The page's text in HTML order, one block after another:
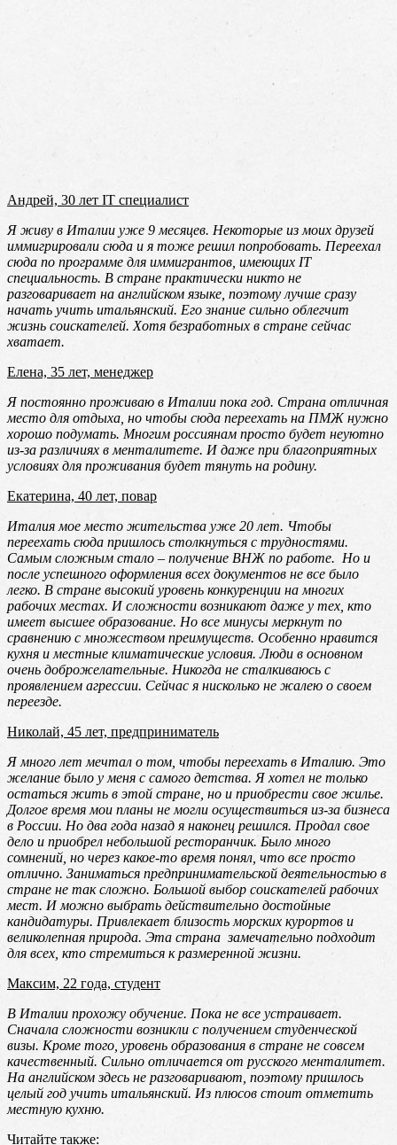
Андрей, 30 лет IT специалист
Я живу в Италии уже 9 месяцев. Некоторые из моих друзей
иммигрировали сюда и я тоже решил попробовать. Переехал
сюда по программе для иммигрантов, имеющих IT
специальность. В стране практически никто не
разговаривает на английском языке, поэтому лучше сразу
начать учить итальянский. Его знание сильно облегчит
жизнь соискателей. Хотя безработных в стране сейчас
хватает.
Елена, 35 лет, менеджер
Я постоянно проживаю в Италии пока год. Страна отличная
место для отдыха, но чтобы сюда переехать на ПМЖ нужно
хорошо подумать. Многим россиянам просто будет неуютно
из-за различиях в менталитете. И даже при благоприятных
условиях для проживания будет тянуть на родину.
Екатерина, 40 лет, повар
Италия мое место жительства уже 20 лет. Чтобы
переехать сюда пришлось столкнуться с трудностями.
Самым сложным стало – получение ВНЖ по работе. Но и
после успешного оформления всех документов не все было
легко. В стране высокий уровень конкуренции на многих
рабочих местах. И сложности возникают даже у тех, кто
имеет высшее образование. Но все минусы меркнут по
сравнению с множеством преимуществ. Особенно нравится
кухня и местные климатические условия. Люди в основном
очень доброжелательные. Никогда не сталкиваюсь с
проявлением агрессии. Сейчас я нисколько не жалею о своем
переезде.
Николай, 45 лет, предприниматель
Я много лет мечтал о том, чтобы переехать в Италию. Это
желание было у меня с самого детства. Я хотел не только
остаться жить в этой стране, но и приобрести свое жилье.
Долгое время мои планы не могли осуществиться из-за бизнеса
в России. Но два года назад я наконец решился. Продал свое
дело и приобрел небольшой ресторанчик. Было много
сомнений, но через какое-то время понял, что все просто
отлично. Заниматься предпринимательской деятельностью в
стране не так сложно. Большой выбор соискателей рабочих
мест. И можно выбрать действительно достойные
кандидатуры. Привлекает близость морских курортов и
великолепная природа. Эта страна замечательно подходит
для всех, кто стремиться к размеренной жизни.
Максим, 22 года, студент
В Италии прохожу обучение. Пока не все устраивает.
Сначала сложности возникли с получением студенческой
визы. Кроме того, уровень образования в стране не совсем
качественный. Сильно отличается от русского менталитет.
На английском здесь не разговаривают, поэтому пришлось
целый год учить итальянский. Из плюсов стоит отметить
местную кухню.
Читайте также: